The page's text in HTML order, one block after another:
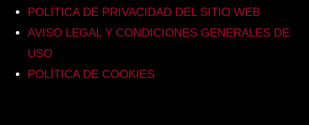
POLÍTICA DE PRIVACIDAD DEL SITIO WEB
AVISO LEGAL Y CONDICIONES GENERALES DE
USO
POLÍTICA DE COOKIES